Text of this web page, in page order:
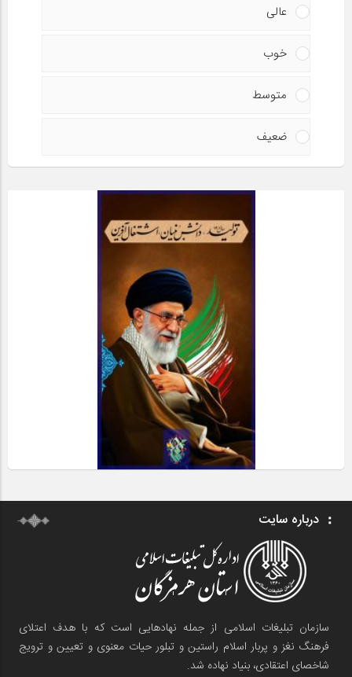
عالی
خوب
متوسط
ضعیف
درباره سایت
سازمان تبلیغات اسلامی از جمله نهادهایی است که با هدف اعتلای
فرهنگ نغز و پربار اسلام راستین و تبلور حیات معنوی و تعیین و ترویج
شاخصای اعتقادی، بنیاد نهاده شد.